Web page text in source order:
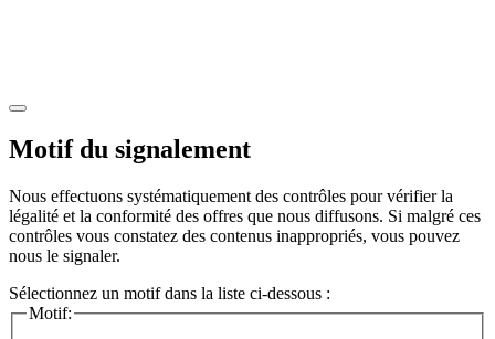
Motif du signalement
Nous effectuons systématiquement des contrôles pour vérifier la
légalité et la conformité des offres que nous diffusons. Si malgré ces
contrôles vous constatez des contenus inappropriés, vous pouvez
nous le signaler.
Sélectionnez un motif dans la liste ci-dessous :
Motif: